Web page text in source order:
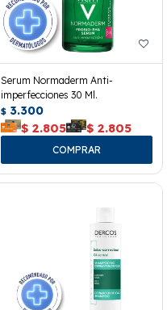
Serum Normaderm Anti-
imperfecciones 30 Ml.
$ 3.300
$ 2.805 $ 2.805